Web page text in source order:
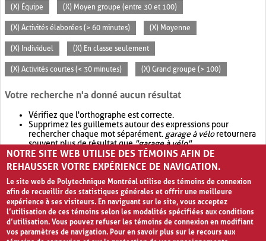
(X) Équipe (X) Moyen groupe (entre 30 et 100)
(X) Activités élaborées (> 60 minutes) (X) Moyenne
(X) Individuel (X) En classe seulement
(X) Activités courtes (< 30 minutes) (X) Grand groupe (> 100)
Votre recherche n'a donné aucun résultat
Vérifiez que l'orthographe est correcte.
Supprimez les guillemets autour des expressions pour
rechercher chaque mot séparément. garage à véloretournera
souvent plus de résultat que"garage à vélo".
Envisagez d'élargir votre recherche avec OR.garage OR vélo
retournera souvent plus de résultat quegarage à vélo
NOTRE SITE WEB UTILISE DES TÉMOINS AFIN DE
REHAUSSER VOTRE EXPÉRIENCE DE NAVIGATION.
Le site web de Polytechnique Montréal utilise des témoins de connexion
afin de recueillir des statistiques générales et offrir une meilleure
expérience à ses visiteurs. En naviguant sur le site, vous acceptez
l’utilisation de ces témoins selon les modalités spécifiées aux conditions
d’utilisation. Vous pouvez refuser les témoins de connexion en modifiant
vos paramètres de navigation. Pour en savoir plus sur le recours aux